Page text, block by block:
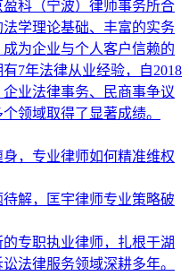
科（宁波）律师事务所合
学理论基础、丰富的实务
为企业与个人客户信赖的
7年法律从业经验，自2018
业法律事务、民商事争议
领域取得了显著成绩。
解，匡宇律师专业策略破
专职执业律师，扎根于湖
法律服务领域深耕多年。